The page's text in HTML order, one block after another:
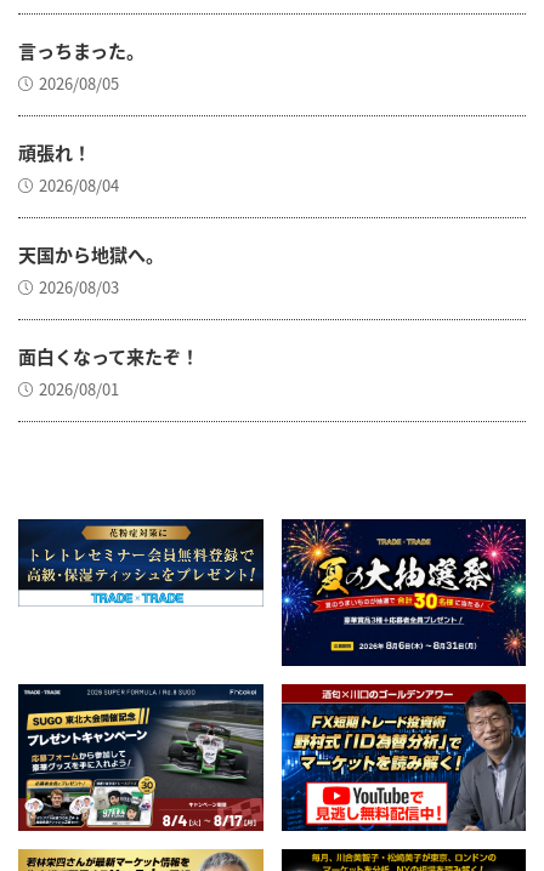
言っちまった。
2026/08/05
頑張れ！
2026/08/04
天国から地獄へ。
2026/08/03
面白くなって来たぞ！
2026/08/01